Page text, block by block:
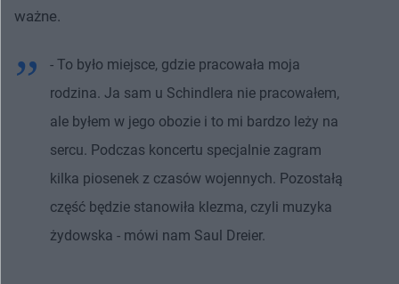
ważne.
- To było miejsce, gdzie pracowała moja
rodzina. Ja sam u Schindlera nie pracowałem,
ale byłem w jego obozie i to mi bardzo leży na
sercu. Podczas koncertu specjalnie zagram
kilka piosenek z czasów wojennych. Pozostałą
część będzie stanowiła klezma, czyli muzyka
żydowska - mówi nam Saul Dreier.